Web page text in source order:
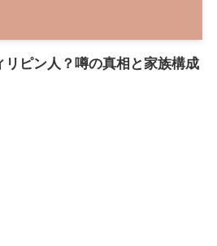
ピン人？噂の真相と家族構成